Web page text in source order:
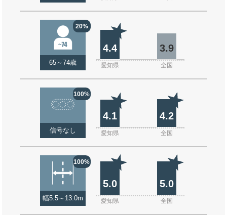
20%
65～74歳
4.4 3.9
愛知県 全国
100%
信号なし
4.1 4.2
愛知県 全国
100%
幅5.5～13.0m
5.0 5.0
愛知県 全国